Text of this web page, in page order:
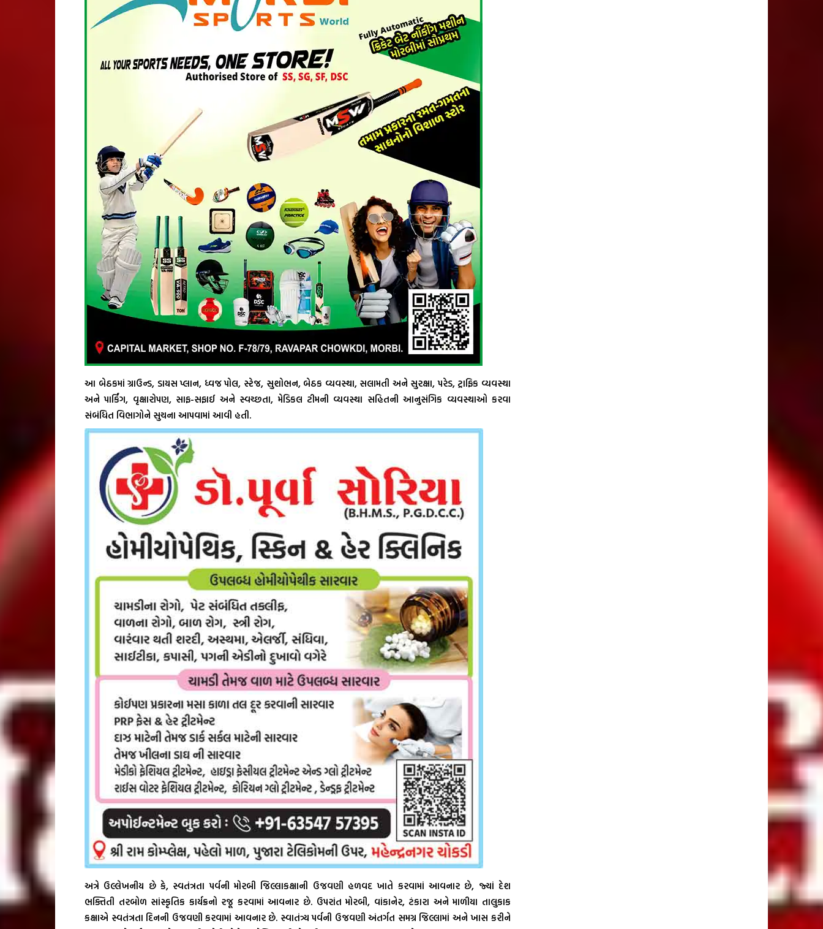
આ બેઠકમાં ગ્રાઉન્ડ, ડાયસ પ્લાન, ધ્વજ પોલ, સ્ટેજ, સુશોભન, બેઠક વ્યવસ્થા, સલામતી અને સુરક્ષા, પરેડ, ટ્રાફિક વ્યવસ્થા
અને પાર્કિંગ, વૃક્ષારોપણ, સાફ-સફાઈ અને સ્વચ્છતા, મેડિકલ ટીમની વ્યવસ્થા સહિતની આનુસંગિક વ્યવસ્થાઓ કરવા
સંબંધિત વિભાગોને સુચના આપવામાં આવી હતી.
અત્રે ઉલ્લેખનીય છે કે, સ્વતંત્રતા પર્વની મોરબી જિલ્લાકક્ષાની ઉજવણી હળવદ ખાતે કરવામાં આવનાર છે, જ્યાં દેશ
ભક્તિતી તરબોળ સાંસ્કૃતિક કાર્યક્રનો રજૂ કરવામાં આવનાર છે. ઉપરાંત મોરબી, વાંકાનેર, ટંકારા અને માળીયા તાલુકાક
કક્ષાએ સ્વતંત્રતા દિનની ઉજવણી કરવામાં આવનાર છે. સ્વાતંત્ર્ય પર્વની ઉજવણી અંતર્ગત સમગ્ર જિલ્લામાં અને ખાસ કરીને